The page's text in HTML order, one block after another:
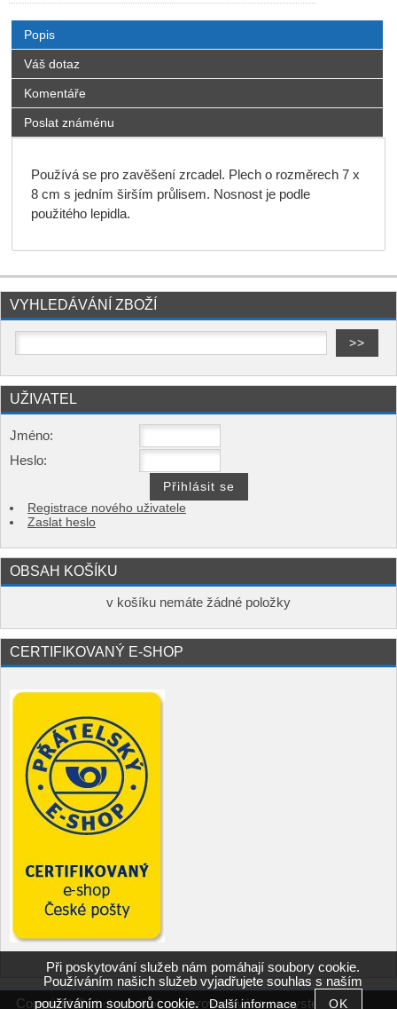
Popis
Váš dotaz
Komentáře
Poslat známénu
Používá se pro zavěšení zrcadel. Plech o rozměrech 7 x
8 cm s jedním širším průlisem. Nosnost je podle
použitého lepidla.
VYHLEDÁVÁNÍ ZBOŽÍ
UŽIVATEL
Jméno:
Heslo:
Registrace nového uživatele
Zaslat heslo
OBSAH KOŠÍKU
v košíku nemáte žádné položky
CERTIFIKOVANÝ E-SHOP
Copyright ©obchod.pikolo.cz,provozováno na systému
Při poskytování služeb nám pomáhají soubory cookie.
Používáním našich služeb vyjadřujete souhlas s naším
používáním souborů cookie.Další informace